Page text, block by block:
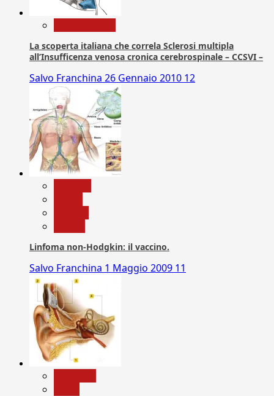
La scoperta italiana che correla Sclerosi multipla
all’Insufficenza venosa cronica cerebrospinale – CCSVI –
Salvo Franchina 26 Gennaio 2010 12
Linfoma non-Hodgkin: il vaccino.
Salvo Franchina 1 Maggio 2009 11